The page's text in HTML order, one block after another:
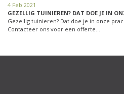
4 Feb 2021
GEZELLIG TUINIEREN? DAT DOE JE IN
Gezellig tuinieren? Dat doe je in onze
Contacteer ons voor een offerte…